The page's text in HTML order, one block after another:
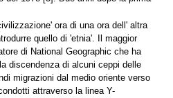
ora di una ora dell' altra
quello di 'etnia'. Il maggior
di National Geographic che ha
discendenza di alcuni ceppi delle
migrazioni dal medio oriente verso
attraverso la linea Y-